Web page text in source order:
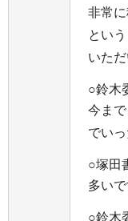
非常
とい
いた
○鈴木
今ま
でい
○塚田
多いで
○鈴木